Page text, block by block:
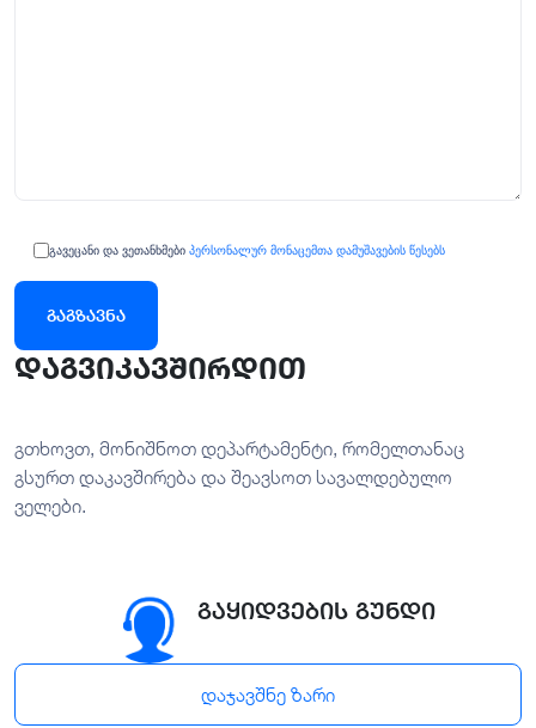
გავეცანი და ვეთანხმები პერსონალურ მონაცემთა დამუშავების წესებს
დაგვიკავშირდით
გთხოვთ, მონიშნოთ დეპარტამენტი, რომელთანაც
გსურთ დაკავშირება და შეავსოთ სავალდებულო
ველები.
გაყიდვების გუნდი
დაჯავშნე ზარი